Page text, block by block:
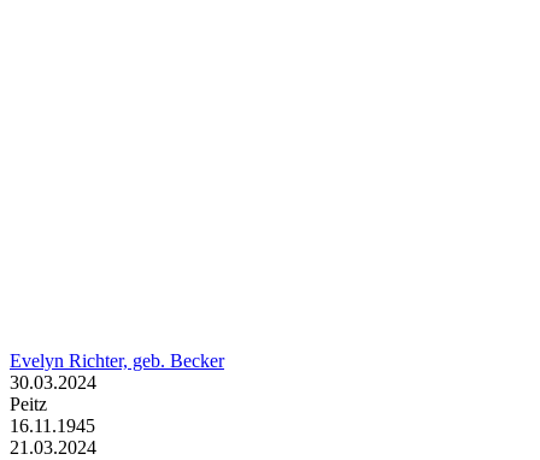
Evelyn Richter, geb. Becker
30.03.2024
Peitz
16.11.1945
21.03.2024